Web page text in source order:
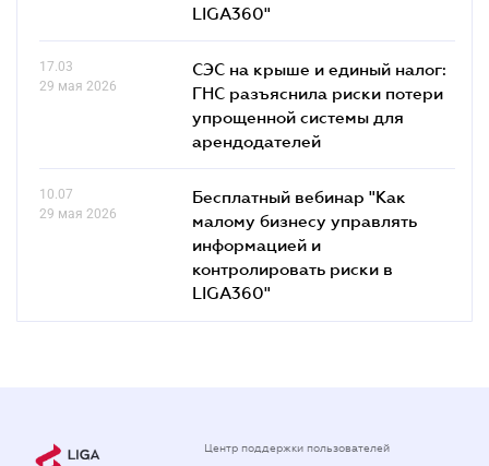
LIGA360"
17.03
29 мая 2026
СЭС на крыше и единый налог:
ГНС разъяснила риски потери
упрощенной системы для
арендодателей
10.07
29 мая 2026
Бесплатный вебинар "Как
малому бизнесу управлять
информацией и
контролировать риски в
LIGA360"
Центр поддержки пользователей